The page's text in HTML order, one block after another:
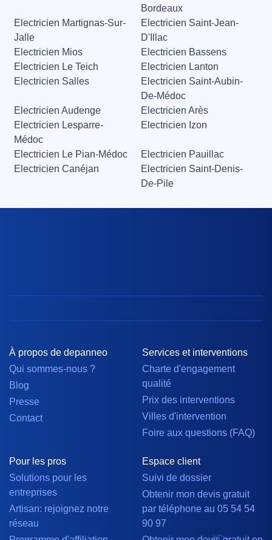
Bordeaux
Electricien Martignas-Sur-
Jalle
Electricien Saint-Jean-
D'Illac
Electricien Mios
Electricien Bassens
Electricien Le Teich
Electricien Lanton
Electricien Salles
Electricien Saint-Aubin-
De-Médoc
Electricien Audenge
Electricien Arès
Electricien Lesparre-
Médoc
Electricien Izon
Electricien Le Pian-Médoc
Electricien Pauillac
Electricien Canéjan
Electricien Saint-Denis-
De-Pile
À propos de depanneo
Qui sommes-nous ?
Blog
Presse
Contact
Services et interventions
Charte d'engagement
qualité
Prix des interventions
Villes d'intervention
Foire aux questions (FAQ)
Pour les pros
Solutions pour les
entreprises
Artisan: rejoignez notre
réseau
Espace client
Suivi de dossier
Obtenir mon devis gratuit
par téléphone au 05 54 54
90 97